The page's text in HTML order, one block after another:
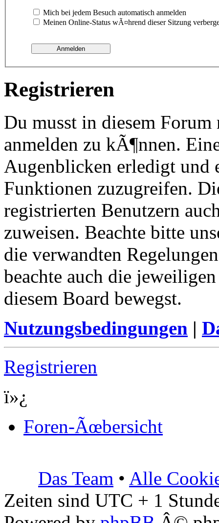
Mich bei jedem Besuch automatisch anmelden
Meinen Online-Status wÃ¤hrend dieser Sitzung
Registrieren
Du musst in diesem
anmelden zu kÃ¶nnen.
Augenblicken erledigt und
Funktionen zuzugreifen.
registrierten Benutzern
zuweisen. Beachte bitte
die verwandten
beachte auch die
diesem Board bewegst.
Nutzungsbedingungen |
Registrieren
ï»¿
Foren-Ãœbersicht
Das Team • Alle
Zeiten sind UTC + 1